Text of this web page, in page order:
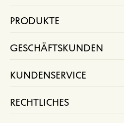
PRODUKTE
GESCHÄFTSKUNDEN
KUNDENSERVICE
RECHTLICHES